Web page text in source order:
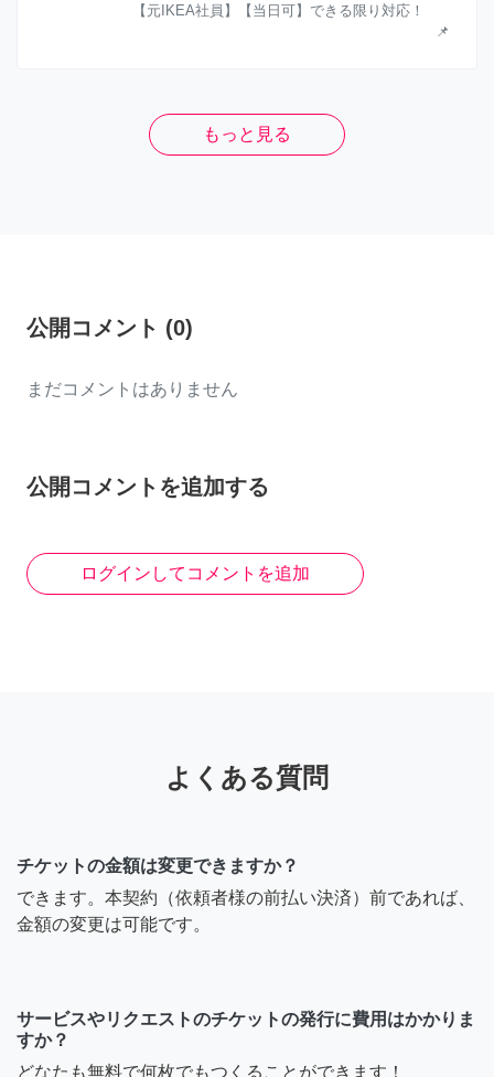
【元IKEA社員】【当日可】できる限り対応！
📌
もっと見る
公開コメント (0)
まだコメントはありません
公開コメントを追加する
ログインしてコメントを追加
よくある質問
チケットの金額は変更できますか？
できます。本契約（依頼者様の前払い決済）前であれば、
金額の変更は可能です。
サービスやリクエストのチケットの発行に費用はかかりま
すか？
どなたも無料で何枚でもつくることができます！